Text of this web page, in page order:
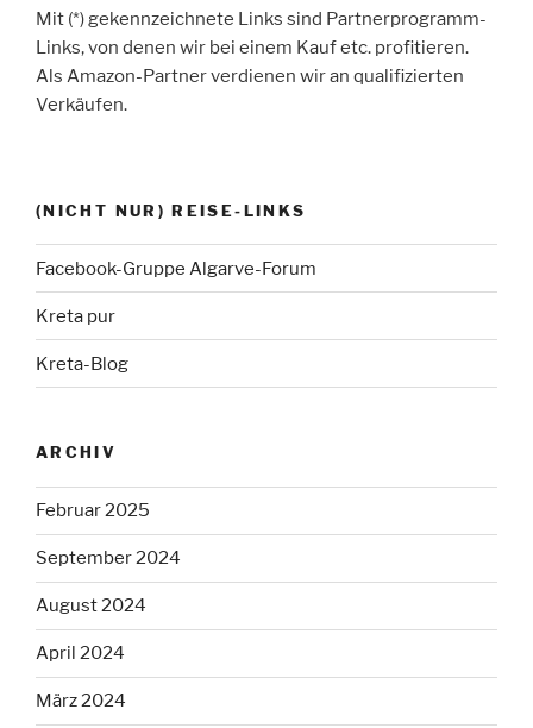
Mit (*) gekennzeichnete Links sind Partnerprogramm-
Links, von denen wir bei einem Kauf etc. profitieren.
Als Amazon-Partner verdienen wir an qualifizierten
Verkäufen.
(NICHT NUR) REISE-LINKS
Facebook-Gruppe Algarve-Forum
Kreta pur
Kreta-Blog
ARCHIV
Februar 2025
September 2024
August 2024
April 2024
März 2024